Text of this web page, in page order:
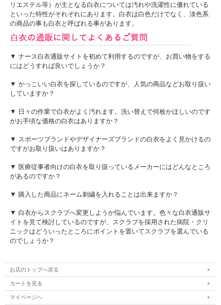
リエステル等）が主となる白衣については汚れや洗濯性に優れている
といった特性がそれぞれにあります。白衣は白色だけでなく、淡色系
の商品の事も白衣と呼ばれる事があります。
▼ ナース白衣通販サイトを初めて利用するのですが、お買い物をする
にはどうすれば良いでしょうか？
▼ かっこいい白衣を探しているのですが、人気の商品などお取り扱い
していますか？
▼ 日々の作業で白衣がよく汚れます。洗い替えで何枚かほしいのです
がお手頃な価格の白衣はありますか？
▼ スポーツブランドやデザイナーズブランドの白衣をよく見かけるの
ですがお取り扱いはありますか？
▼ 医療従事者向けの白衣を取り扱っているメーカーにはどんなところ
があるのですか？
▼ 購入した商品にネーム刺繍を入れることは出来ますか？
▼ 白衣からスクラブへ変更しようか悩んでいます。色々な白衣通販サ
イトを見て検討しているのですが、スクラブを採用された病院・クリ
ニックはどういったところにポイントを置いてスクラブを選んでいる
のでしょうか？
お店のトップへ戻る
カートを見る
マイページへ